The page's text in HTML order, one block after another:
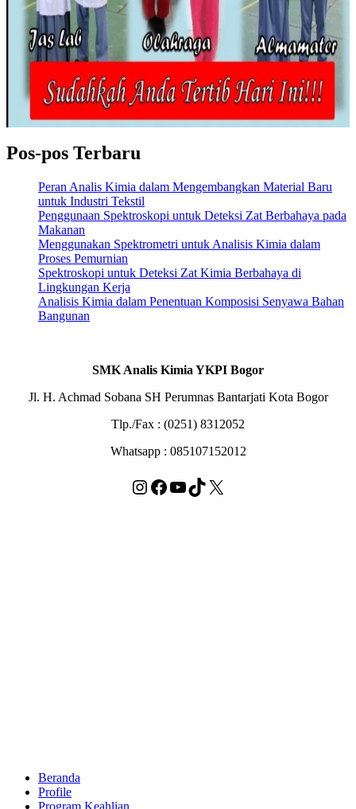
Pos-pos Terbaru
Peran Analis Kimia dalam Mengembangkan Material Baru
untuk Industri Tekstil
Penggunaan Spektroskopi untuk Deteksi Zat Berbahaya pada
Makanan
Menggunakan Spektrometri untuk Analisis Kimia dalam
Proses Pemurnian
Spektroskopi untuk Deteksi Zat Kimia Berbahaya di
Lingkungan Kerja
Analisis Kimia dalam Penentuan Komposisi Senyawa Bahan
Bangunan
SMK Analis Kimia YKPI Bogor
Jl. H. Achmad Sobana SH Perumnas Bantarjati Kota Bogor
Tlp./Fax : (0251) 8312052
Whatsapp : 085107152012
Instagram
Facebook
YouTube
TikTok
X
Beranda
Profile